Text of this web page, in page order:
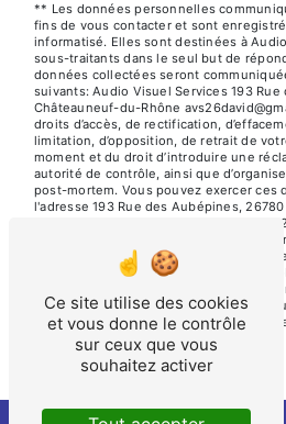
** Les données personnelles
fins de vous contacter et sont
informatisé. Elles sont destinées à
sous-traitants dans le seul but de
données collectées seront
suivants: Audio Visuel Services 193
Châteauneuf-du-Rhône
droits d’accès, de rectification,
limitation, d’opposition, de retrait de
moment et du droit d’introduire une
autorité de contrôle, ainsi que
post-mortem. Vous pouvez exercer ces
l'adresse 193 Rue des Aubépines,
par courrier électronique à l'adresse
justificatif d'identité pourra vous être
vos données pendant la période de
durée de prescription légale aux fins
contentieux. Vous avez le droit de vous
d'opposition au démarchage
adresse: Bloctel.gouv.fr . Consultez le
d’informations sur vos droits.
Ce site utilise des cookies
et vous donne le contrôle
sur ceux que vous
souhaitez activer